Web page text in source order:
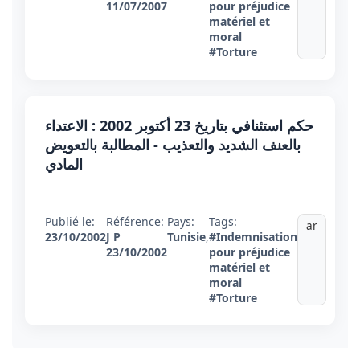
11/07/2007
pour préjudice
matériel et
moral
#Torture
حكم استئنافي بتاريخ 23 أكتوبر 2002 : الاعتداء
بالعنف الشديد والتعذيب - المطالبة بالتعويض
المادي
Publié le:
23/10/2002
Référence:
J P
23/10/2002
Pays:
Tunisie,
Tags:
#Indemnisation
pour préjudice
matériel et
moral
#Torture
ar